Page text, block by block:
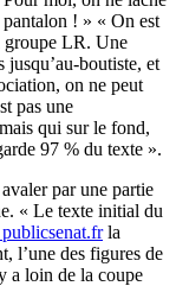
! » « On est
groupe LR. Une
boutiste, et
on ne peut
pas une
qui sur le fond,
97 % du texte ».
par une partie
« Le texte initial du
la
l’une des figures de
a loin de la coupe